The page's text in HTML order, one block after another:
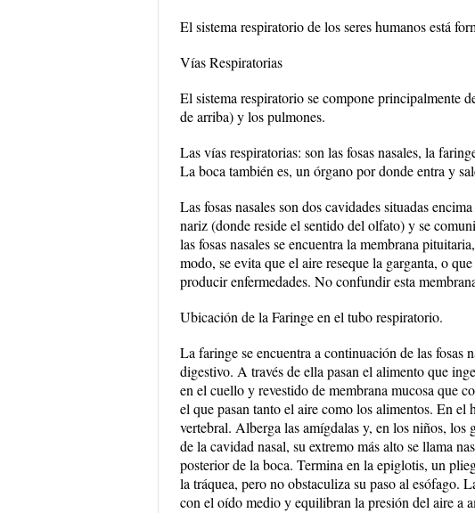
El sistema respiratorio de los seres humanos está
Vías Respiratorias
El sistema respiratorio se compone principalmente
de arriba) y los pulmones.
Las vías respiratorias: son las fosas nasales, la
La boca también es, un órgano por donde entra y
Las fosas nasales son dos cavidades situadas
nariz (donde reside el sentido del olfato) y se
las fosas nasales se encuentra la membrana
modo, se evita que el aire reseque la garganta, o
producir enfermedades. No confundir esta
Ubicación de la Faringe en el tubo respiratorio.
La faringe se encuentra a continuación de las fosas
digestivo. A través de ella pasan el alimento que
en el cuello y revestido de membrana mucosa que
el que pasan tanto el aire como los alimentos. En
vertebral. Alberga las amígdalas y, en los niños, los
de la cavidad nasal, su extremo más alto se llama
posterior de la boca. Termina en la epiglotis, un
la tráquea, pero no obstaculiza su paso al esófago.
con el oído medio y equilibran la presión del aire a